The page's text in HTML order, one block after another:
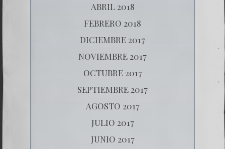
ABRIL 2018
FEBRERO 2018
DICIEMBRE 2017
NOVIEMBRE 2017
OCTUBRE 2017
SEPTIEMBRE 2017
AGOSTO 2017
JULIO 2017
JUNIO 2017